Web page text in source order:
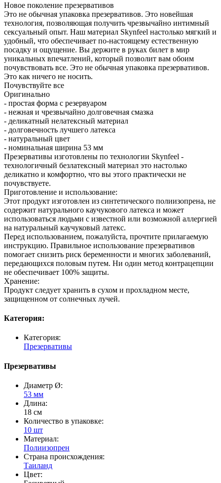
Новое поколение презервативов
Это не обычная упаковка презервативов. Это новейшая
технология, позволяющая получить чрезвычайно интимный
сексуальный опыт. Наш материал Skynfeel настолько мягкий и
удобный, что обеспечивает по-настоящему естественную
посадку и ощущение. Вы держите в руках билет в мир
уникальных впечатлений, который позволит вам обоим
почувствовать все. Это не обычная упаковка презервативов.
Это как ничего не носить.
Почувствуйте все
Оригинально
- простая форма с резервуаром
- нежная и чрезвычайно долговечная смазка
- деликатный нелатексный материал
- долговечность лучшего латекса
- натуральный цвет
- номинальная ширина 53 мм
Презервативы изготовлены по технологии Skynfeel -
технологичный безлатексный материал это настолько
деликатно и комфортно, что вы этого практически не
почувствуете.
Приготовление и использование:
Этот продукт изготовлен из синтетического полиизопрена, не
содержит натурального каучукового латекса и может
использоваться людьми с известной или возможной аллергией
на натуральный каучуковый латекс.
Перед использованием, пожалуйста, прочтите прилагаемую
инструкцию. Правильное использование презервативов
помогает снизить риск беременности и многих заболеваний,
передающихся половым путем. Ни один метод контрацепции
не обеспечивает 100% защиты.
Хранение:
Продукт следует хранить в сухом и прохладном месте,
защищенном от солнечных лучей.
Категория:
Категория:
Презервативы
Презервативы
Диаметр Ø:
53 мм
Длина:
18 см
Количество в упаковке:
10 шт
Материал:
Полиизопрен
Страна происхождения:
Таиланд
Цвет: